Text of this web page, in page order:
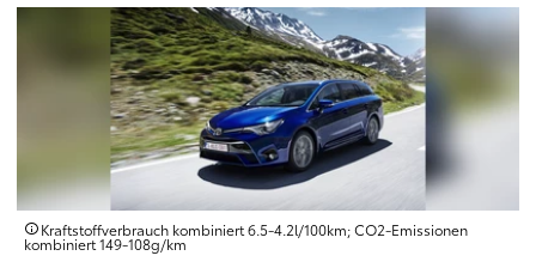
Kraftstoffverbrauch kombiniert 6.5‑4.2l/100km; CO2‑Emissionen
kombiniert 149‑108g/km